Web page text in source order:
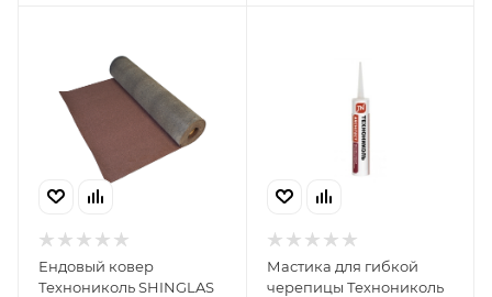
Ендовый ковер
Технониколь SHINGLAS
Мастика для гибкой
черепицы Технониколь